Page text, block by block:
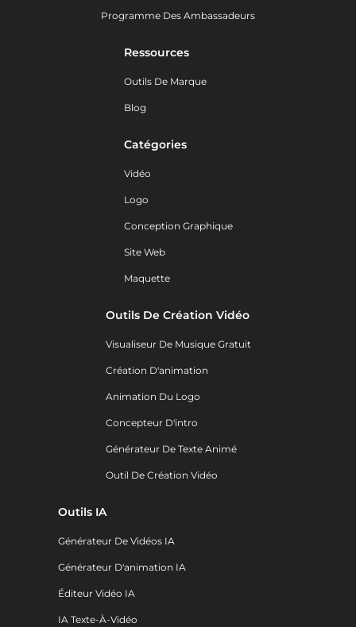
Programme Des Ambassadeurs
Ressources
Outils De Marque
Blog
Catégories
Vidéo
Logo
Conception Graphique
Site Web
Maquette
Outils De Création Vidéo
Visualiseur De Musique Gratuit
Création D'animation
Animation Du Logo
Concepteur D'intro
Générateur De Texte Animé
Outil De Création Vidéo
Outils IA
Générateur De Vidéos IA
Générateur D'animation IA
Éditeur Vidéo IA
IA Texte-À-Vidéo